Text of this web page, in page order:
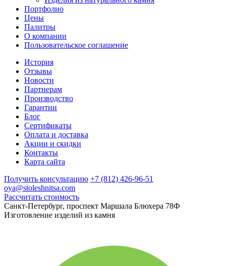
Портфолио
Цены
Палитры
О компании
Пользовательское соглашение
История
Отзывы
Новости
Партнерам
Производство
Гарантии
Блог
Сертификаты
Оплата и доставка
Акции и скидки
Контакты
Карта сайта
Получить консультацию +7 (812) 426-96-51
oya@stoleshnitsa.com
Рассчитать стоимость
Санкт-Петербург, проспект Маршала Блюхера 78Ф
Изготовление изделий из камня